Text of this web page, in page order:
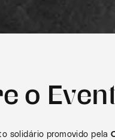
o
solidário promovido pela